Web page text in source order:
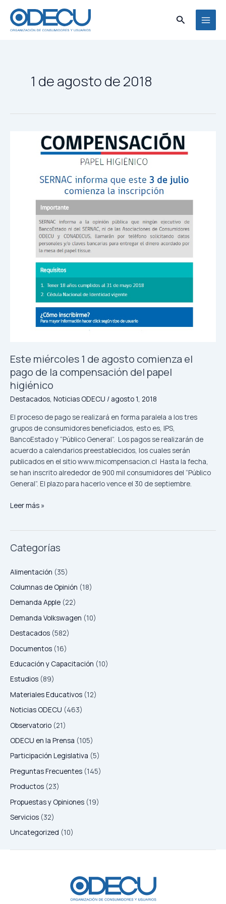
contenido
Buscar
Categorías
Alimentación (35)
Columnas de Opinión (18)
Demanda Apple (22)
Demanda Volkswagen (10)
Destacados (582)
Documentos (16)
Educación y Capacitación (10)
Estudios (89)
Materiales Educativos (12)
Noticias ODECU (463)
Observatorio (21)
ODECU en la Prensa (105)
Participación Legislativa (5)
Preguntas Frecuentes (145)
Productos (23)
Propuestas y Opiniones (19)
Servicios (32)
Uncategorized (10)
1 de agosto de 2018
Este miércoles 1 de agosto comienza el
pago de la compensación del papel
higiénico
Destacados Noticias ODECU / agosto 1, 2018
El proceso de pago se realizará en forma paralela a los tres
grupos de consumidores beneficiados, esto es, IPS,
BancoEstado y “Público General”. Los pagos se realizarán de
acuerdo a calendarios preestablecidos, los cuales serán
publicados en el sitio www.micompensacion.cl Hasta la fecha,
se han inscrito alrededor de 900 mil consumidores del “Público
General”. El plazo para hacerlo vence el 30 de septiembre.
compensación
higiénico
Leer más »